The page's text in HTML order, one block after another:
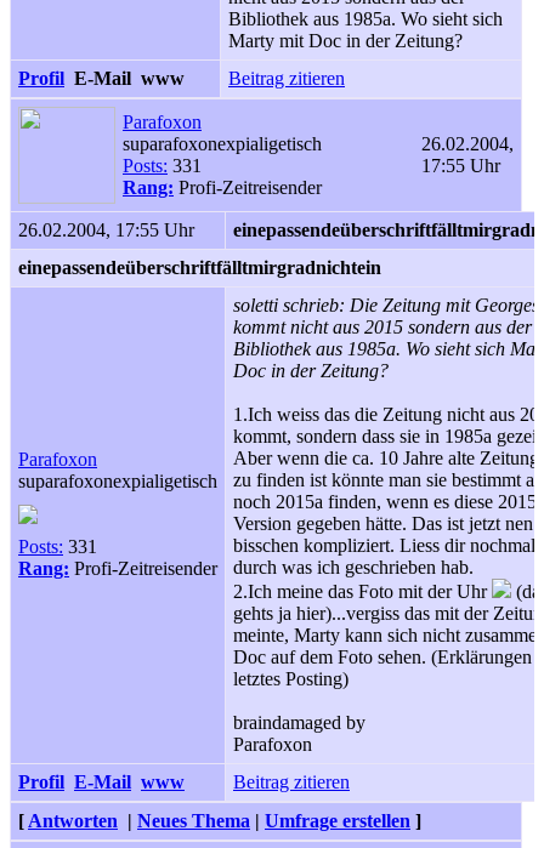
Bibliothek aus 1985a. Wo sieht sich
Marty mit Doc in der Zeitung?
Profil E-Mail www Beitrag zitieren
Parafoxon
suparafoxonexpialigetisch
Posts: 331
Rang: Profi-Zeitreisender
26.02.2004,
17:55 Uhr
26.02.2004, 17:55 Uhr
einepassendeüberschriftfälltmirgradnichtein
Parafoxon
suparafoxonexpialigetisch
Posts: 331
Rang: Profi-Zeitreisender
soletti schrieb: Die Zeitung mit Georges
kommt nicht aus 2015 sondern aus der
Bibliothek aus 1985a. Wo sieht sich
Doc in der Zeitung?
1.Ich weiss das die Zeitung nicht aus
kommt, sondern dass sie in 1985a
Aber wenn die ca. 10 Jahre alte Zeitung
zu finden ist könnte man sie bestimmt
noch 2015a finden, wenn es diese 2015a
Version gegeben hätte. Das ist jetzt nen
bisschen kompliziert. Liess dir nochmal
durch was ich geschrieben hab.
2.Ich meine das Foto mit der Uhr
gehts ja hier)...vergiss das mit der
meinte, Marty kann sich nicht
Doc auf dem Foto sehen. (Erklärungen
letztes Posting)
braindamaged by
Parafoxon
Profil E-Mail www
Beitrag zitieren
[ Antworten | Neues Thema | Umfrage erstellen ]